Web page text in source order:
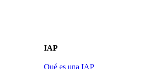
IAP
Qué es una IAP